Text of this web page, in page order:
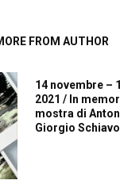
FROM AUTHOR
14 novembre –
2021 / In
mostra di
Giorgio